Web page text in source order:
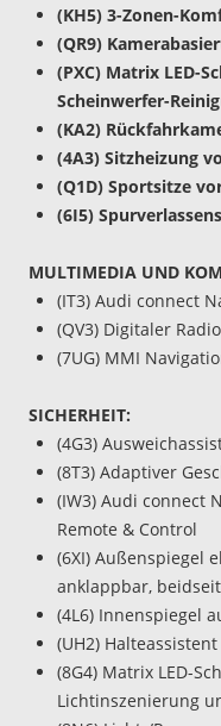
(KH5) 3-Zonen-
(QR9)
(PXC) Matrix LED-
Scheinwerfer-
(KA2)
(4A3) Sitzheizung
(Q1D) Sportsitze
(6I5)
MULTIMEDIA UND
(IT3) Audi connect
(QV3) Digitaler
(7UG) MMI
SICHERHEIT:
(4G3)
(8T3) Adaptiver
(IW3) Audi connect
Remote & Control
(6XI) Außenspiegel
anklappbar,
(4L6) Innenspiegel
(UH2) Halteassistent
(8G4) Matrix LED-
Lichtinszenierung